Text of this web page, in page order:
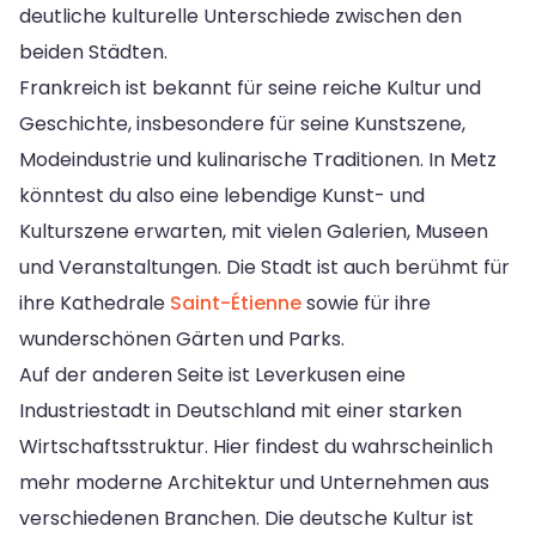
deutliche kulturelle Unterschiede zwischen den
beiden Städten.
Frankreich ist bekannt für seine reiche Kultur und
Geschichte, insbesondere für seine Kunstszene,
Modeindustrie und kulinarische Traditionen. In Metz
könntest du also eine lebendige Kunst- und
Kulturszene erwarten, mit vielen Galerien, Museen
und Veranstaltungen. Die Stadt ist auch berühmt für
ihre Kathedrale Saint-Étiennesowie für ihre
wunderschönen Gärten und Parks.
Auf der anderen Seite ist Leverkusen eine
Industriestadt in Deutschland mit einer starken
Wirtschaftsstruktur. Hier findest du wahrscheinlich
mehr moderne Architektur und Unternehmen aus
verschiedenen Branchen. Die deutsche Kultur ist